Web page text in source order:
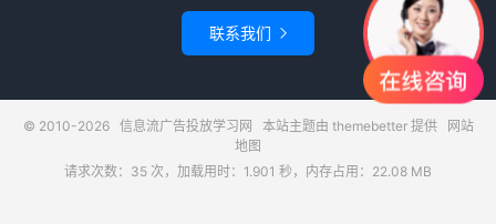
联系我们 
© 2010-2026 信息流广告投放学习网 本站主题由 themebetter提供
网站
地图
请求次数：35 次，加载用时：1.901 秒，内存占用：22.08 MB